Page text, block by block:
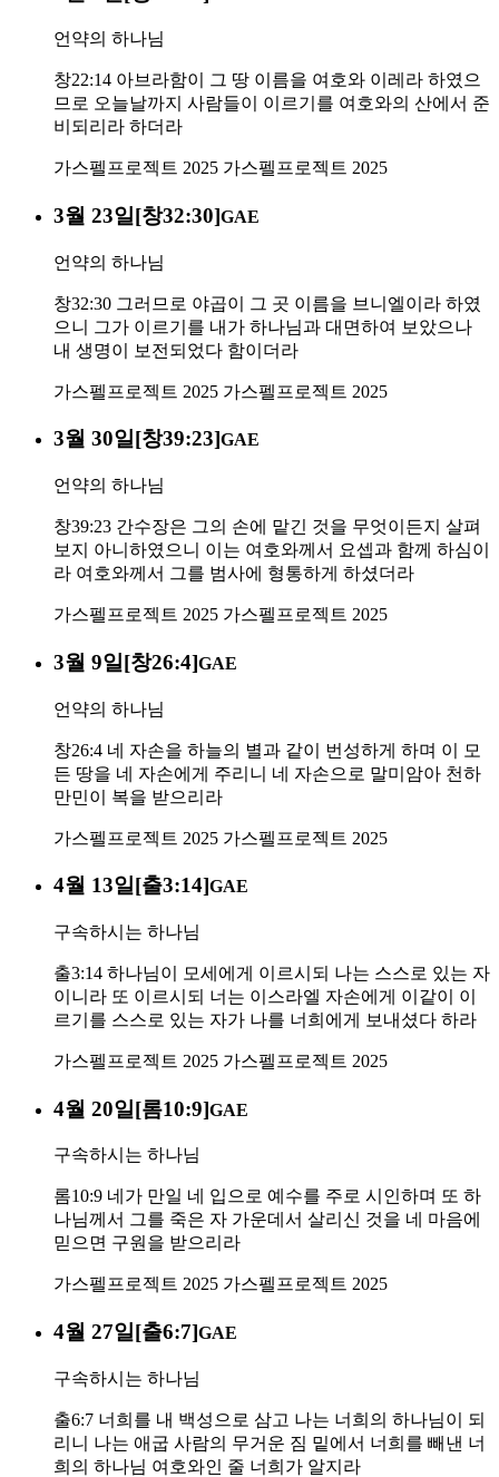
언약의 하나님
창22:14 아브라함이 그 땅 이름을 여호와 이레라 하였으
므로 오늘날까지 사람들이 이르기를 여호와의 산에서 준
비되리라 하더라
가스펠프로젝트 2025 가스펠프로젝트 2025
3월 23일[창32:30]GAE
언약의 하나님
창32:30 그러므로 야곱이 그 곳 이름을 브니엘이라 하였
으니 그가 이르기를 내가 하나님과 대면하여 보았으나
내 생명이 보전되었다 함이더라
가스펠프로젝트 2025 가스펠프로젝트 2025
3월 30일[창39:23]GAE
언약의 하나님
창39:23 간수장은 그의 손에 맡긴 것을 무엇이든지 살펴
보지 아니하였으니 이는 여호와께서 요셉과 함께 하심이
라 여호와께서 그를 범사에 형통하게 하셨더라
가스펠프로젝트 2025 가스펠프로젝트 2025
3월 9일[창26:4]GAE
언약의 하나님
창26:4 네 자손을 하늘의 별과 같이 번성하게 하며 이 모
든 땅을 네 자손에게 주리니 네 자손으로 말미암아 천하
만민이 복을 받으리라
가스펠프로젝트 2025 가스펠프로젝트 2025
4월 13일[출3:14]GAE
구속하시는 하나님
출3:14 하나님이 모세에게 이르시되 나는 스스로 있는 자
이니라 또 이르시되 너는 이스라엘 자손에게 이같이 이
르기를 스스로 있는 자가 나를 너희에게 보내셨다 하라
가스펠프로젝트 2025 가스펠프로젝트 2025
4월 20일[롬10:9]GAE
구속하시는 하나님
롬10:9 네가 만일 네 입으로 예수를 주로 시인하며 또 하
나님께서 그를 죽은 자 가운데서 살리신 것을 네 마음에
믿으면 구원을 받으리라
가스펠프로젝트 2025 가스펠프로젝트 2025
4월 27일[출6:7]GAE
구속하시는 하나님
출6:7 너희를 내 백성으로 삼고 나는 너희의 하나님이 되
리니 나는 애굽 사람의 무거운 짐 밑에서 너희를 빼낸 너
희의 하나님 여호와인 줄 너희가 알지라